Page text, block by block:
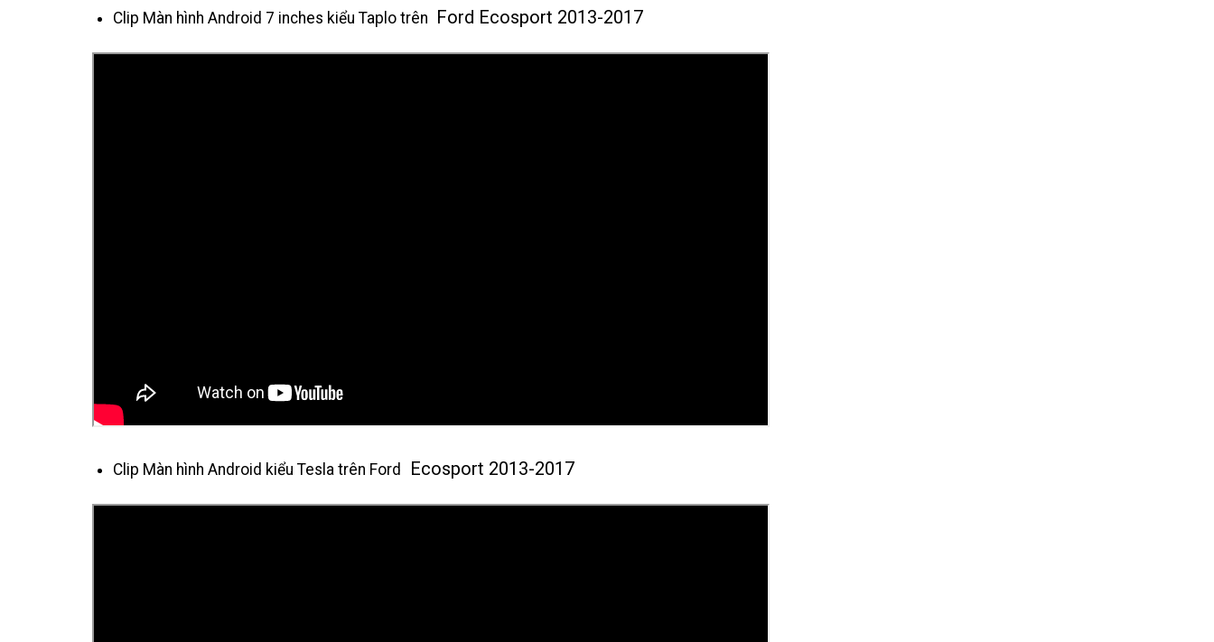
Clip Màn hình Android 7 inches kiểu Taplo trên Ford Ecosport 2013-2017
Clip Màn hình Android kiểu Tesla trên Ford Ecosport 2013-2017